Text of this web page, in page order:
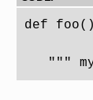
def foo()
""" my